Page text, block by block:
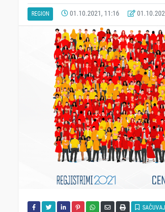
REGION 01.10.2021, 11:16
SAČUVAJ